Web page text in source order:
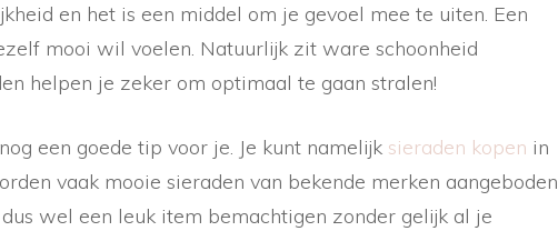
en het is een middel om je gevoel mee te uiten. Een
mooi wil voelen. Natuurlijk zit ware schoonheid
helpen je zeker om optimaal te gaan stralen!
een goede tip voor je. Je kunt namelijk sieraden kopen in
vaak mooie sieraden van bekende merken aangeboden
wel een leuk item bemachtigen zonder gelijk al je